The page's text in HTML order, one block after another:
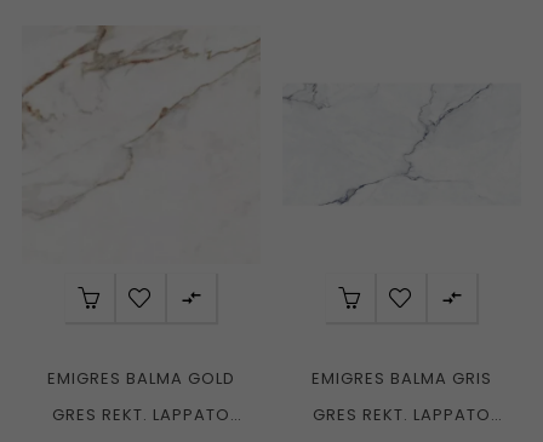

EMIGRES BALMA GOLD
GRES REKT. LAPPATO

EMIGRES BALMA GRIS
GRES REKT. LAPPATO